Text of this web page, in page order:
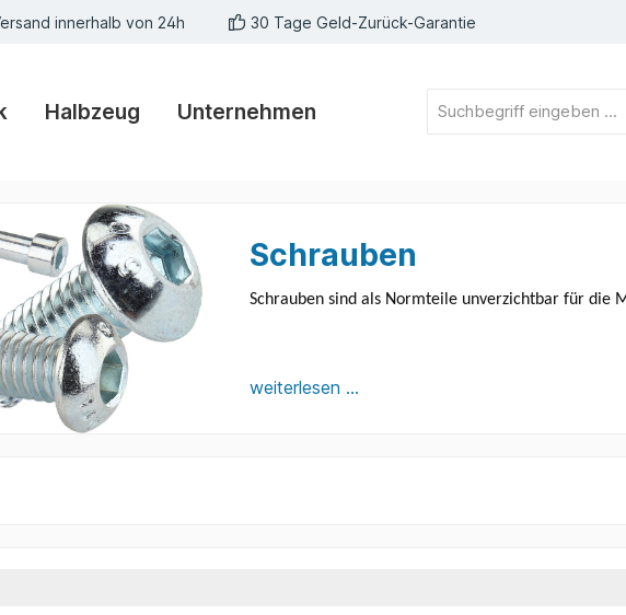
innerhalb von 24h 30 Tage Geld-Zurück-Garantie
Halbzeug Unternehmen
Schrauben
Schrauben sind als Normteile unverzichtbar für die
weiterlesen ...